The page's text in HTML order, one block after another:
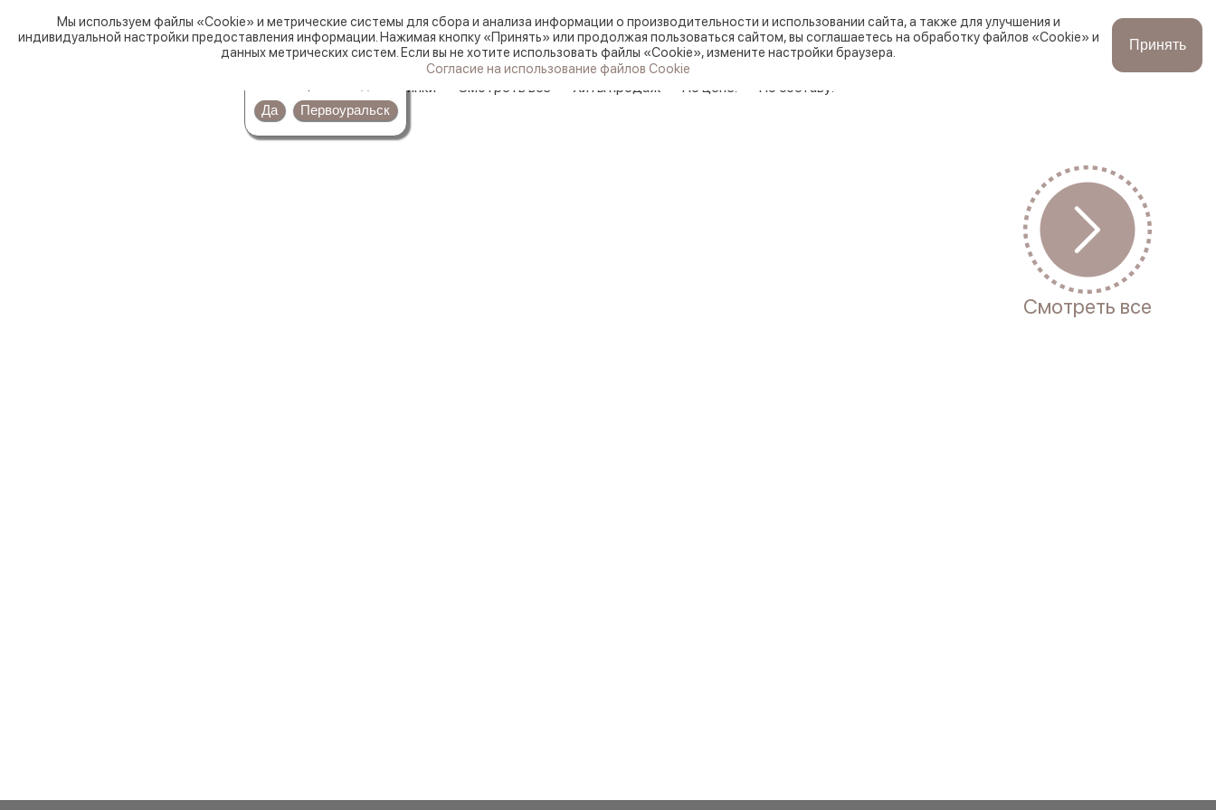
Ревда
Круглосуточно
Да
Первоуральск
Заказ цветов и букетов:
Корзина
Новинки Смотреть все Хиты продаж По цене: По составу:
Смотреть все
Мы используем файлы «Cookie» и метрические системы для сбора и анализа информации о производительности и использовании сайта, а также для улучшения и
индивидуальной настройки предоставления информации. Нажимая кнопку «Принять» или продолжая пользоваться сайтом, вы соглашаетесь на обработку файлов «Cookie» и
данных метрических систем. Если вы не хотите использовать файлы «Cookie», измените настройки браузера.
Принять
Согласие на использование файлов Cookie